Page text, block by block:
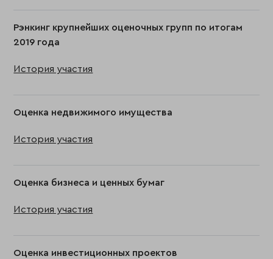
Рэнкинг крупнейших оценочных групп по итогам
2019 года
История участия
Оценка недвижимого имущества
История участия
Оценка бизнеса и ценных бумаг
История участия
Оценка инвестиционных проектов